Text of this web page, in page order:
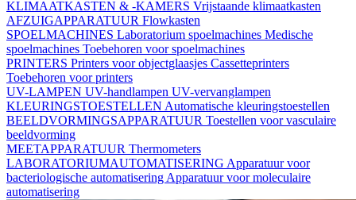
KLIMAATKASTEN & -KAMERS Vrijstaande klimaatkasten
AFZUIGAPPARATUUR Flowkasten
SPOELMACHINES Laboratorium spoelmachines Medische
spoelmachines Toebehoren voor spoelmachines
PRINTERS Printers voor objectglaasjes Cassetteprinters
Toebehoren voor printers
UV-LAMPEN UV-handlampen UV-vervanglampen
KLEURINGSTOESTELLEN Automatische kleuringstoestellen
BEELDVORMINGSAPPARATUUR Toestellen voor vasculaire
beeldvorming
MEETAPPARATUUR Thermometers
LABORATORIUMAUTOMATISERING Apparatuur voor
bacteriologische automatisering Apparatuur voor moleculaire
automatisering